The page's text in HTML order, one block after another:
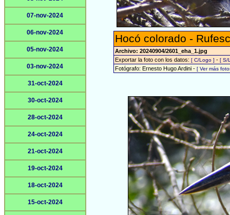
07-nov-2024
06-nov-2024
05-nov-2024
03-nov-2024
31-oct-2024
30-oct-2024
28-oct-2024
24-oct-2024
21-oct-2024
19-oct-2024
18-oct-2024
15-oct-2024
Hocó colorado -
Archivo: 20240904/2601_eha_1.jpg
Exportar la foto con los datos: [ C/Logo ] - [ S/
Fotógrafo: Ernesto Hugo Ardini - [ Ver más